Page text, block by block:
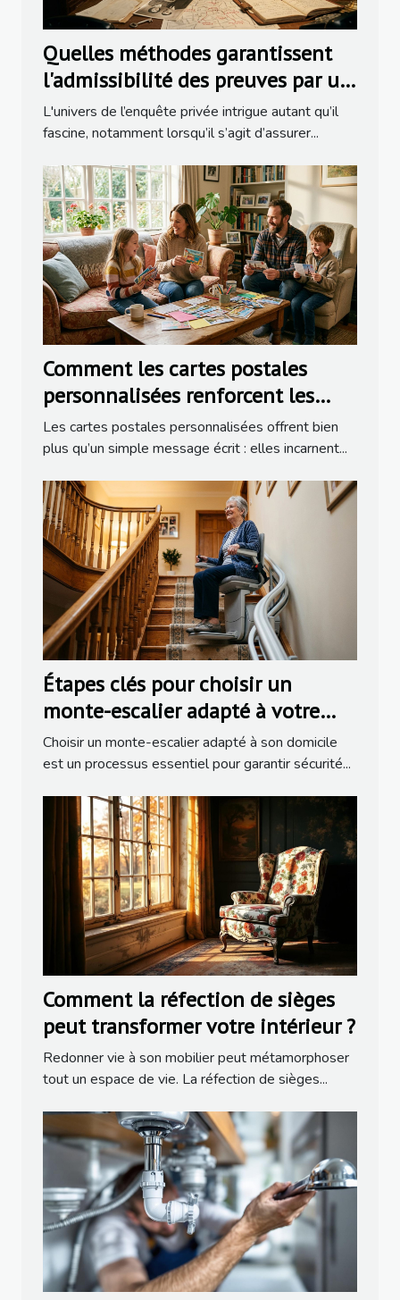
Quelles méthodes garantissent
l'admissibilité des preuves par un
détective ?
L'univers de l’enquête privée intrigue autant qu’il
fascine, notamment lorsqu’il s’agit d’assurer...
Comment les cartes postales
personnalisées renforcent les
liens familiaux ?
Les cartes postales personnalisées offrent bien
plus qu’un simple message écrit : elles incarnent...
Étapes clés pour choisir un
monte-escalier adapté à votre
domicile
Choisir un monte-escalier adapté à son domicile
est un processus essentiel pour garantir sécurité...
Comment la réfection de sièges
peut transformer votre intérieur ?
Redonner vie à son mobilier peut métamorphoser
tout un espace de vie. La réfection de sièges...